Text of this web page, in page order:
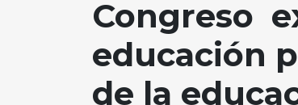
Congreso
educación
de la